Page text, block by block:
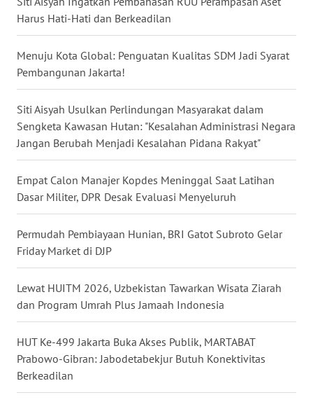
Harus Hati-Hati dan Berkeadilan
Menuju Kota Global: Penguatan Kualitas SDM Jadi Syarat
Pembangunan Jakarta!
Siti Aisyah Usulkan Perlindungan Masyarakat dalam
Sengketa Kawasan Hutan: "Kesalahan Administrasi Negara
Jangan Berubah Menjadi Kesalahan Pidana Rakyat"
Empat Calon Manajer Kopdes Meninggal Saat Latihan
Dasar Militer, DPR Desak Evaluasi Menyeluruh
Permudah Pembiayaan Hunian, BRI Gatot Subroto Gelar
Friday Market di DJP
Lewat HUITM 2026, Uzbekistan Tawarkan Wisata Ziarah
dan Program Umrah Plus Jamaah Indonesia
HUT Ke-499 Jakarta Buka Akses Publik, MARTABAT
Prabowo-Gibran: Jabodetabekjur Butuh Konektivitas
Berkeadilan
WN
NUSANTARA
WN
WN
JATIM
BALI
KALBAR
KALTENG
KALTARA
WN
KALSEL